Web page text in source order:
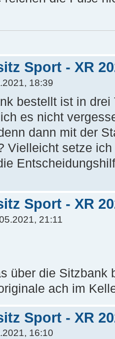
Sport - XR
18:39
bestellt ist in drei
es nicht
dann mit der
Vielleicht setze
Sport - XR
21:11
über die Sitzbank
ach im
Sport - XR
16:10